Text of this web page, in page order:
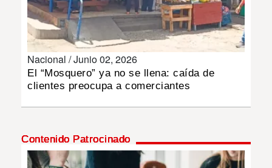
SHOW
DEPORTES
MULTIMEDIA
Nacional /Junio 02, 2026
El “Mosquero” ya no se llena: caída de
clientes preocupa a comerciantes
Contenido Patrocinado